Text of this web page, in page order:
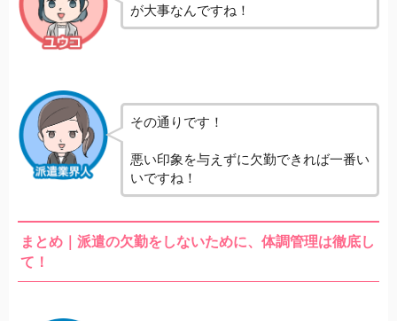
が大事なんですね！
その通りです！
悪い印象を与えずに欠勤できれば一番い
いですね！
まとめ｜派遣の欠勤をしないために、体調管理は徹底し
て！